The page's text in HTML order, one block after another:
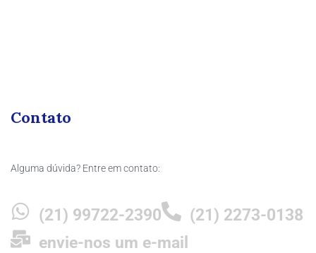
Contato
Alguma dúvida? Entre em contato:
(21) 99722-2390
(21) 2273-0138
envie-nos um e-mail